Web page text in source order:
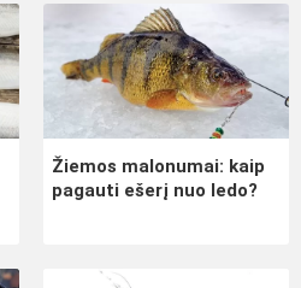
Žiemos malonumai: kaip
pagauti ešerį nuo ledo?